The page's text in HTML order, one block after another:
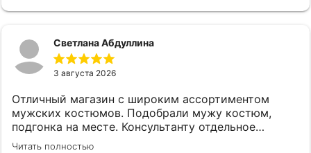
Светлана Абдуллина
3 августа 2026
Отличный магазин с широким ассортиментом
мужских костюмов. Подобрали мужу костюм,
подгонка на месте. Консультанту отдельное
спасибо, подсказала, все подобрала! Спасибо!
Читать полностью